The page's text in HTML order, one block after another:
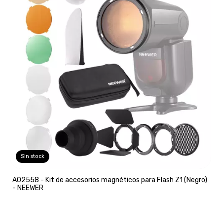
Sin stock
A02558 - Kit de accesorios magnéticos para Flash Z1 (Negro)
- NEEWER